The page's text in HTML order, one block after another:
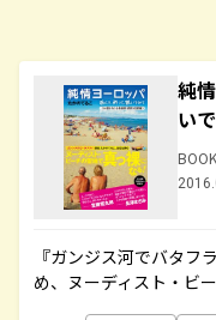
純
い
『ガンジス河でバタフ
め、ヌーディスト・ビ